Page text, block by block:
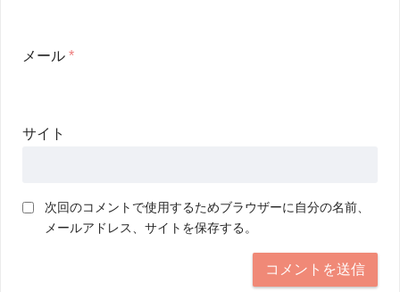
メール *
サイト
次回のコメントで使用するためブラウザーに自分の名前、
メールアドレス、サイトを保存する。